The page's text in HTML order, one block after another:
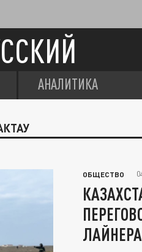
АНАЛИТИКА
ОБЩЕСТВО
ЛАЙНЕРА